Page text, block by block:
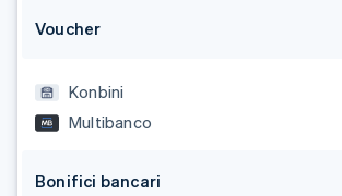
Voucher
Konbini
Multibanco
Bonifici bancari